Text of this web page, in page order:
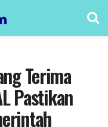
Terima
Pastikan